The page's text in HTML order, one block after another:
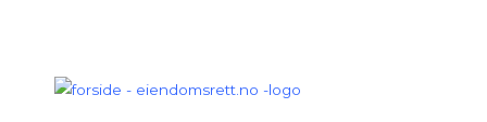
innholdet